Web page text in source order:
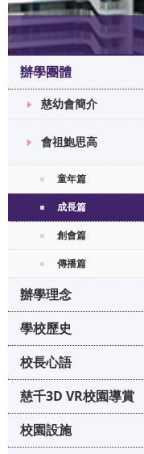
辦學團體
慈幼會簡介
會祖鮑思高
童年篇
成長篇
創會篇
傳播篇
辦學理念
學校歷史
校長心語
慈千3D VR校園導賞
校園設施